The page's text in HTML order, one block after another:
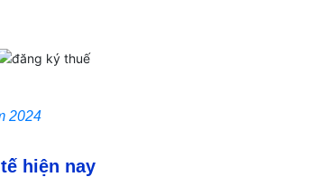
2024
hiện nay